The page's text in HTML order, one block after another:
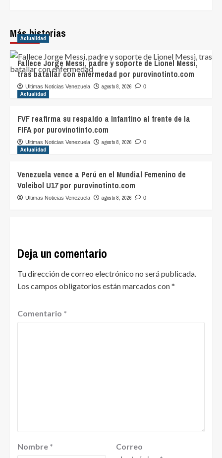
Más historias
Actualidad
Fallece Jorge Messi, padre y soporte de Lionel Messi,
tras batallar con enfermedad por purovinotinto.com
Ultimas Noticias Venezuela agosto 8, 2026 0
Actualidad
FVF reafirma su respaldo a Infantino al frente de la
FIFA por purovinotinto.com
Ultimas Noticias Venezuela agosto 8, 2026 0
Actualidad
Venezuela vence a Perú en el Mundial Femenino de
Voleibol U17 por purovinotinto.com
Ultimas Noticias Venezuela agosto 8, 2026 0
Deja un comentario
Tu dirección de correo electrónico no será publicada.
Los campos obligatorios están marcados con*
Comentario *
Nombre *
Correo